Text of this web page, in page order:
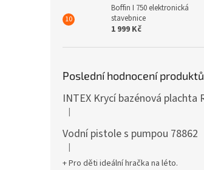
Boffin I 750 elektronická
stavebnice
1 999 Kč
Poslední hodnocení produktů
Hodnocení produktu je 5 z 5 hvězdiček.
|
Vodní pistole s pumpou 78862
Hodnocení produktu je 5 z 5 hvězdiček.
|
+ Pro děti ideální hračka na léto.